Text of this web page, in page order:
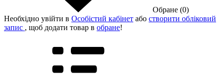
Обране (0)
Необхідно увійти в Особістий кабінет або створити обліковий
запис , щоб додати товар в обране!